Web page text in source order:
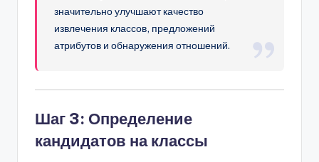
значительно улучшают качество
извлечения классов, предложений
атрибутов и обнаружения отношений.
Шаг 3: Определение
кандидатов на классы